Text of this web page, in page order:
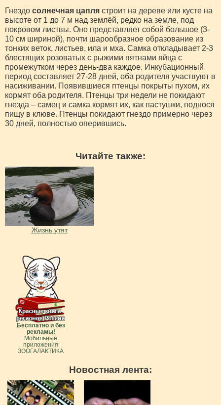
Гнездо солнечная цапля строит на дереве или кусте на
высоте от 1 до 7 м над землёй, редко на земле, под
покровом листвы. Оно представляет собой большое (3-
10 см шириной), почти шарообразное образование из
тонких веток, листьев, ила и мха. Самка откладывает 2-3
блестящих розоватых с рыжими пятнами яйца с
промежутком через день-два каждое. Инкубационный
период составляет 27-28 дней, оба родителя участвуют в
насиживании. Появившиеся птенцы покрыты пухом, их
кормят оба родителя. Птенцы три недели не покидают
гнезда – самец и самка кормят их, как пастушки, поднося
пищу в клюве. Птенцы покидают гнездо примерно через
30 дней, полностью оперившись.
Читайте также:
Жизнь утят
Бесплатно и без
рекламы!
Мобильные
приложения
ЗООГАЛАКТИКА
Новостная лента: